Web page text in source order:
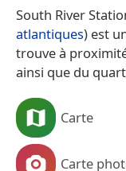
South River
atlantiques) est
trouve à
ainsi que du
Carte
Carte